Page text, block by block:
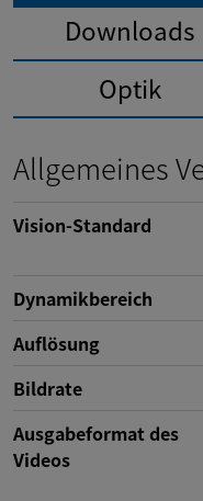
Downloads
Optik
Allgemeines
Vision-Standard
Dynamikbereich
Auflösung
Bildrate
Ausgabeformat des
Videos